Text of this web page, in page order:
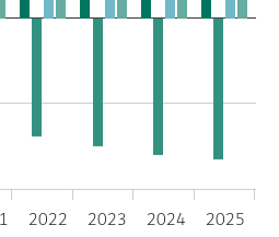
2022 2023 2024
2025